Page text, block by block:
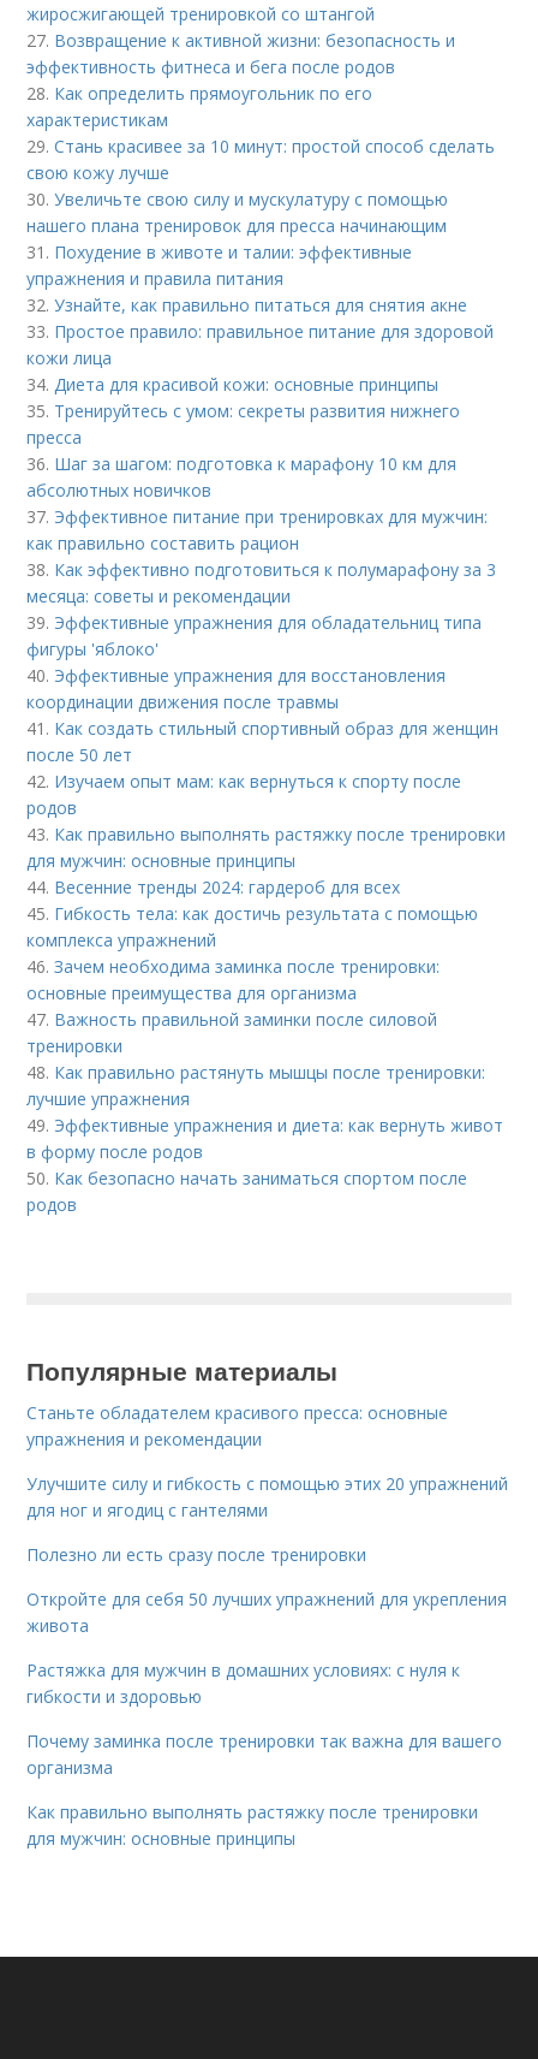
жиросжигающей тренировкой со штангой
27. Возвращение к активной жизни: безопасность и
эффективность фитнеса и бега после родов
28. Как определить прямоугольник по его
характеристикам
29.Стань красивее за 10 минут: простой способ сделать
свою кожу лучше
30.Увеличьте свою силу и мускулатуру с помощью
нашего плана тренировок для пресса начинающим
31. Похудение в животе и талии: эффективные
упражнения и правила питания
32.Узнайте, как правильно питаться для снятия акне
33. Простое правило: правильное питание для здоровой
кожи лица
34.Диета для красивой кожи: основные принципы
35. Тренируйтесь с умом: секреты развития нижнего
пресса
36. Шаг за шагом: подготовка к марафону 10 км для
абсолютных новичков
37. Эффективное питание при тренировках для мужчин:
как правильно составить рацион
38. Как эффективно подготовиться к полумарафону за 3
месяца: советы и рекомендации
39. Эффективные упражнения для обладательниц типа
фигуры 'яблоко'
40. Эффективные упражнения для восстановления
координации движения после травмы
41. Как создать стильный спортивный образ для женщин
после 50 лет
42. Изучаем опыт мам: как вернуться к спорту после
родов
43. Как правильно выполнять растяжку после тренировки
для мужчин: основные принципы
44. Весенние тренды 2024: гардероб для всех
45. Гибкость тела: как достичь результата с помощью
комплекса упражнений
46.Зачем необходима заминка после тренировки:
основные преимущества для организма
47. Важность правильной заминки после силовой
тренировки
48. Как правильно растянуть мышцы после тренировки:
лучшие упражнения
49. Эффективные упражнения и диета: как вернуть живот
в форму после родов
50. Как безопасно начать заниматься спортом после
родов
Популярные материалы
Станьте обладателем красивого пресса: основные
упражнения и рекомендации
Улучшите силу и гибкость с помощью этих 20 упражнений
для ног и ягодиц с гантелями
Полезно ли есть сразу после тренировки
Откройте для себя 50 лучших упражнений для укрепления
живота
Растяжка для мужчин в домашних условиях: с нуля к
гибкости и здоровью
Почему заминка после тренировки так важна для вашего
организма
Как правильно выполнять растяжку после тренировки
для мужчин: основные принципы